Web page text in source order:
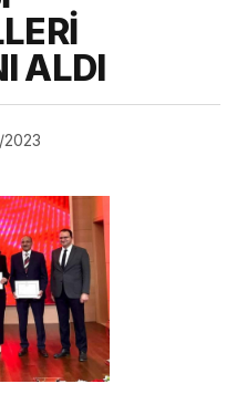
ALDI